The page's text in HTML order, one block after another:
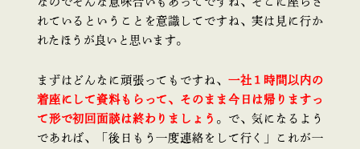
れているということを意識してですね、実は見に行か
れたほうが良いと思います。
まずはどんなに頑張ってもですね、 一社１時間以内の
着座にして資料もらって、そのまま今日は帰りますっ
て形で初回面談は終わりましょう 。で、気になるよう
であれば、「後日もう一度連絡をして行く」これが一